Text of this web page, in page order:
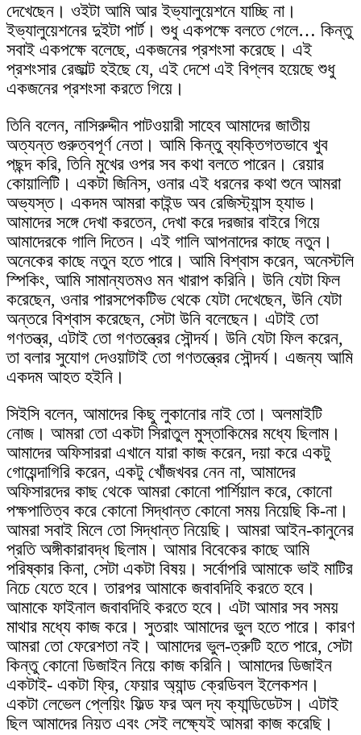
দেখেছেন। ওইটা আমি আর ইভ্যালুয়েশনে যাচ্ছি না।
ইভ্যালুয়েশনের দুইটা পার্ট। শুধু একপক্ষে বলতে গেলে… কিন্তু
সবাই একপক্ষে বলেছে, একজনের প্রশংসা করেছে। এই
প্রশংসার রেজাল্ট হইছে যে, এই দেশে এই বিপ্লব হয়েছে শুধু
একজনের প্রশংসা করতে গিয়ে।
তিনি বলেন, নাসিরুদ্দীন পাটওয়ারী সাহেব আমাদের জাতীয়
অত্যন্ত গুরুত্বপূর্ণ নেতা। আমি কিন্তু ব্যক্তিগতভাবে খুব
পছন্দ করি, তিনি মুখের ওপর সব কথা বলতে পারেন। রেয়ার
কোয়ালিটি। একটা জিনিস, ওনার এই ধরনের কথা শুনে আমরা
অভ্যস্ত। একদম আমরা কাইন্ড অব রেজিস্ট্যান্স হ্যাভ।
আমাদের সঙ্গে দেখা করতেন, দেখা করে দরজার বাইরে গিয়ে
আমাদেরকে গালি দিতেন। এই গালি আপনাদের কাছে নতুন।
অনেকের কাছে নতুন হতে পারে। আমি বিশ্বাস করেন, অনেস্টলি
স্পিকিং, আমি সামান্যতমও মন খারাপ করিনি। উনি যেটা ফিল
করেছেন, ওনার পারসপেকটিভ থেকে যেটা দেখেছেন, উনি যেটা
অন্তরে বিশ্বাস করেছেন, সেটা উনি বলেছেন। এটাই তো
গণতন্ত্র, এটাই তো গণতন্ত্রের সৌন্দর্য। উনি যেটা ফিল করেন,
তা বলার সুযোগ দেওয়াটাই তো গণতন্ত্রের সৌন্দর্য। এজন্য আমি
একদম আহত হইনি।
সিইসি বলেন, আমাদের কিছু লুকানোর নাই তো। অলমাইটি
নোজ। আমরা তো একটা সিরাতুল মুস্তাকিমের মধ্যে ছিলাম।
আমাদের অফিসাররা এখানে যারা কাজ করেন, দয়া করে একটু
গোয়েন্দাগিরি করেন, একটু খোঁজখবর নেন না, আমাদের
অফিসারদের কাছ থেকে আমরা কোনো পার্শিয়াল করে, কোনো
পক্ষপাতিত্ব করে কোনো সিদ্ধান্ত কোনো সময় নিয়েছি কি-না।
আমরা সবাই মিলে তো সিদ্ধান্ত নিয়েছি। আমরা আইন-কানুনের
প্রতি অঙ্গীকারাবদ্ধ ছিলাম। আমার বিবেকের কাছে আমি
পরিষ্কার কিনা, সেটা একটা বিষয়। সর্বোপরি আমাকে ভাই মাটির
নিচে যেতে হবে। তারপর আমাকে জবাবদিহি করতে হবে।
আমাকে ফাইনাল জবাবদিহি করতে হবে। এটা আমার সব সময়
মাথার মধ্যে কাজ করে। সুতরাং আমাদের ভুল হতে পারে। কারণ
আমরা তো ফেরেশতা নই। আমাদের ভুল-ত্রুটি হতে পারে, সেটা
কিন্তু কোনো ডিজাইন নিয়ে কাজ করিনি। আমাদের ডিজাইন
একটাই- একটা ফ্রি, ফেয়ার অ্যান্ড ক্রেডিবল ইলেকশন।
একটা লেভেল প্লেয়িং ফিল্ড ফর অল দ্য ক্যান্ডিডেটস। এটাই
ছিল আমাদের নিয়ত এবং সেই লক্ষ্যেই আমরা কাজ করেছি।